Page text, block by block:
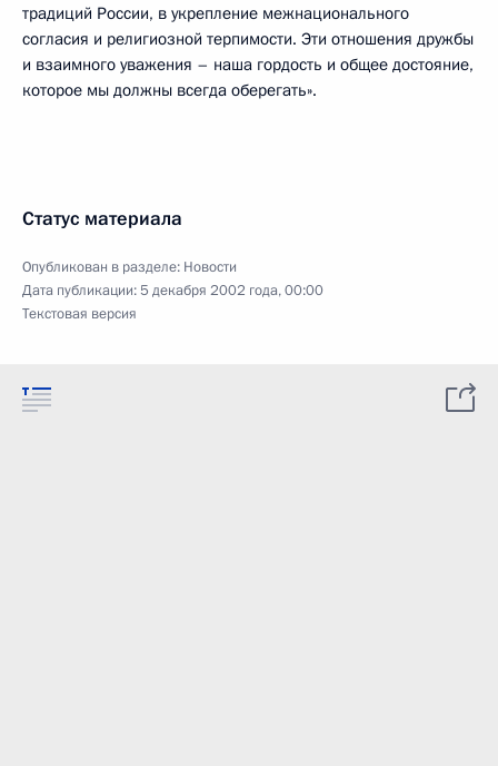
традиций России, в укрепление межнационального
согласия и религиозной терпимости. Эти отношения дружбы
и взаимного уважения – наша гордость и общее достояние,
которое мы должны всегда оберегать».
Статус материала
Опубликован в разделе: Новости
Дата публикации:5 декабря 2002 года, 00:00
Текстовая версия